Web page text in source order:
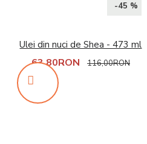
-45 %
Ulei din nuci de Shea - 473 ml
63,80RON 116,00RON